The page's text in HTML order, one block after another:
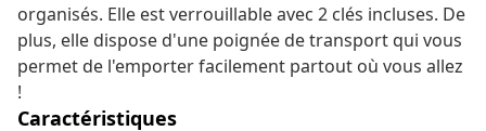
organisés. Elle est verrouillable avec 2 clés incluses. De
plus, elle dispose d'une poignée de transport qui vous
permet de l'emporter facilement partout où vous allez
!
Caractéristiques